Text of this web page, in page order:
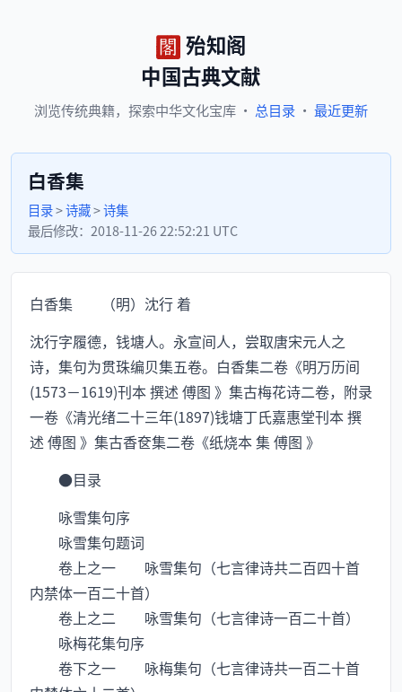
殆知阁
中国古典文献
浏览传统典籍， 探索中华文化宝库 · 总目录 · 最近更新
白香集
目录>诗藏>诗集
最后修改： 2018-11-26 22:52:21 UTC
白香集 （明）沈行 着
沈行字履德，钱塘人。永宣间人，尝取唐宋元人之
诗，集句为贯珠编贝集五卷。白香集二卷《明万历间
(1573－1619)刊本 撰述 傅图 》集古梅花诗二卷，附录
一卷《清光绪二十三年(1897)钱塘丁氏嘉惠堂刊本 撰
述 傅图 》集古香奁集二卷《纸烧本 集 傅图 》
●目录
咏雪集句序
咏雪集句题词
卷上之一 咏雪集句（七言律诗共二百四十首
内禁体一百二十首）
卷上之二 咏雪集句（七言律诗一百二十首）
咏梅花集句序
卷下之一 咏梅集句（七言律诗共一百二十首